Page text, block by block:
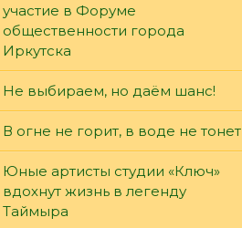
участие в Форуме
общественности города
Иркутска
Не выбираем, но даём шанс!
В огне не горит, в воде не тонет
Юные артисты студии «Ключ»
вдохнут жизнь в легенду
Таймыра